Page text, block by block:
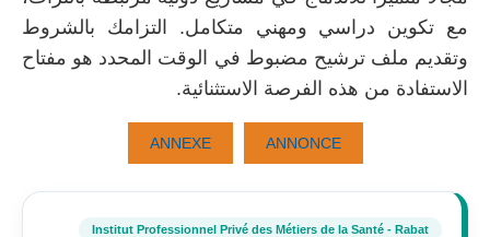
مع تكوين دراسي ومهني متكامل. التزامك بالشروط
وتقديم ملف ترشيح مضبوط في الوقت المحدد هو مفتاح
الاستفادة من هذه الفرصة الاستثنائية.
ANNONCE
ANNEXE
Institut Professionnel Privé des Métiers de la Santé - Rabat